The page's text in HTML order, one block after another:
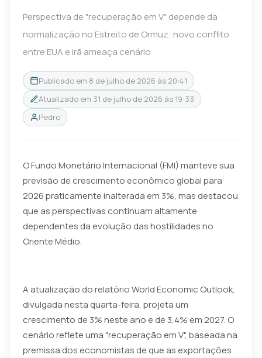
Perspectiva de "recuperação em V" depende da
normalização no Estreito de Ormuz; novo conflito
entre EUA e Irã ameaça cenário
Publicado em 8 de julho de 2026 às 20:41
Atualizado em 31 de julho de 2026 às 19:33
Pedro
O Fundo Monetário Internacional (FMI) manteve sua
previsão de crescimento econômico global para
2026 praticamente inalterada em 3%, mas destacou
que as perspectivas continuam altamente
dependentes da evolução das hostilidades no
Oriente Médio.
A atualização do relatório World Economic Outlook,
divulgada nesta quarta-feira, projeta um
crescimento de 3% neste ano e de 3,4% em 2027. O
cenário reflete uma "recuperação em V", baseada na
premissa dos economistas de que as exportações